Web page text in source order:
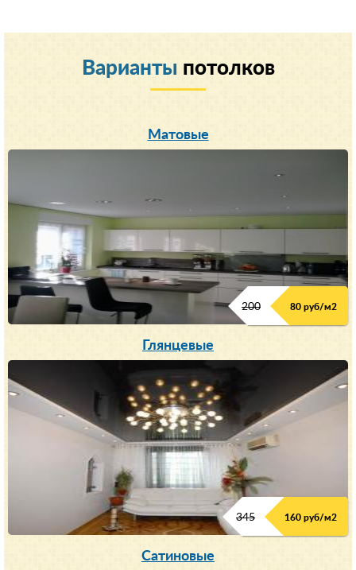
Варианты потолков
Матовые
200 80 руб/м2
Глянцевые
345 160 руб/м2
Сатиновые